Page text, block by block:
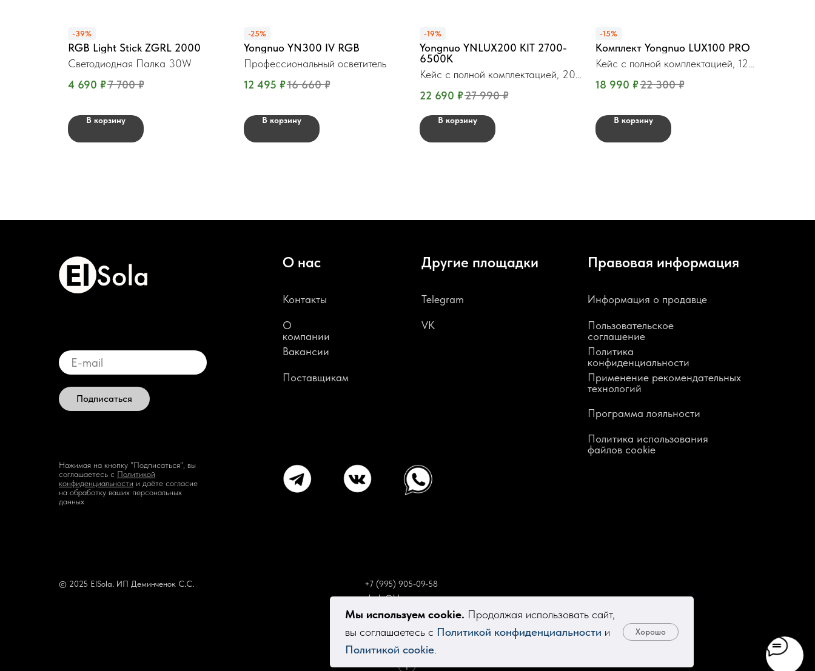
-39%
RGB Light Stick ZGRL 2000
Светодиодная Палка 30W
4 690 ₽7 700 ₽
В корзину
-25%
Yongnuo YN300 IV RGB
Профессиональный осветитель
12 495 ₽16 660 ₽
В корзину
-19%
Yongnuo YNLUX200 KIT 2700-
6500К
Кейс с полной комплектацией, 200
22 690 ₽27 990 ₽
В корзину
-15%
Комплект Yongnuo LUX100 PRO
Кейс с полной комплектацией, 120
18 990 ₽22 300 ₽
В корзину
Мы используем cookie. Продолжая использовать сайт,
вы соглашаетесь с Политикой конфиденциальности и
Политикой cookie.
Хорошо
Подписаться
Нажимая на кнопку "Подписаться", вы
соглашаетесь с Политикой
конфиденциальности и даёте согласие
на обработку ваших персональных
данных
Пользовательское
соглашение
Политика
конфиденциальности
Программа лояльности
Политика использования
файлов cookie
elsola@bk.ru
Применение рекомендательных
технологий
Информация о продавце
Контакты
© 2025 ElSola. ИП Деминченок С.С.
Поставщикам
Вакансии
О
компании
Telegram
VK
Правовая информация
О нас Другие площадки
+7 (995) 905-09-58